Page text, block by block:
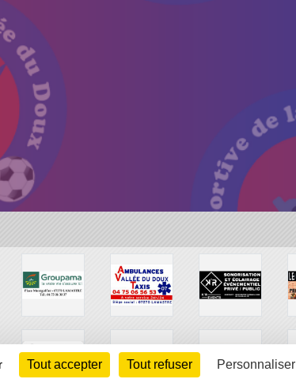
Tout accepter Tout refuser Personnaliser